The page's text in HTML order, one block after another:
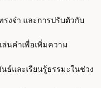
งจำ และการปรับตัวกับ
นคำเพื่อเพิ่มความ
และเรียนรู้ธรรมะในช่วง